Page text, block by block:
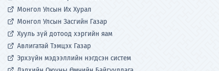
Монгол Улсын Их Хурал
Монгол Улсын Засгийн Газар
Хууль зүй дотоод хэргийн яам
Авлигатай Тэмцэх Газар
Эрхзүйн мэдээллийн нэгдсэн систем